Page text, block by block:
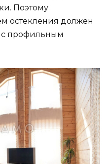
Поэтому
остекления должен
с профильным